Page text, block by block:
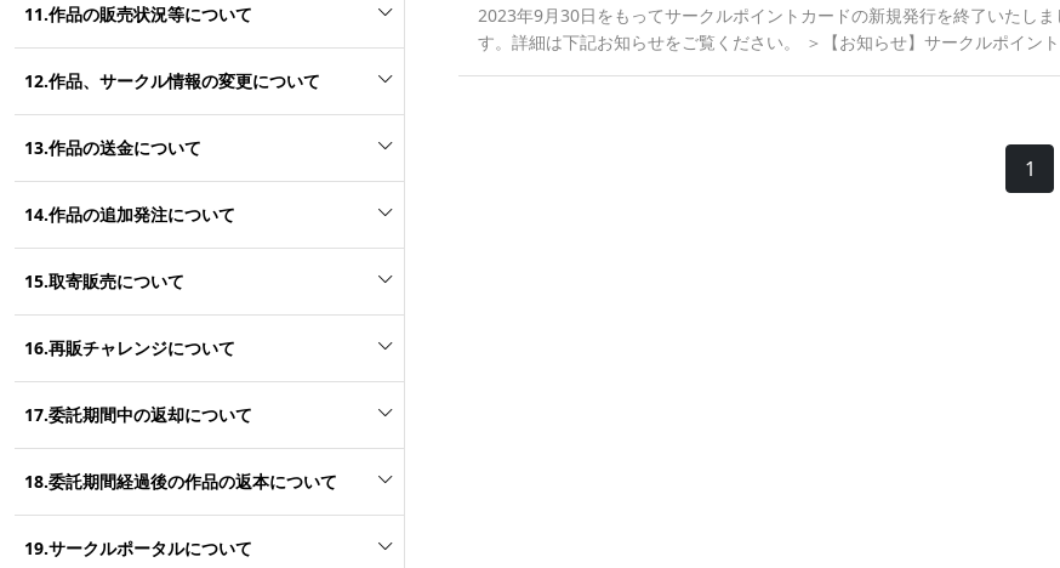
11.作品の販売状況等について
12.作品、サークル情報の変更について
13.作品の送金について
14.作品の追加発注について
15.取寄販売について
16.再販チャレンジについて
17.委託期間中の返却について
18.委託期間経過後の作品の返本について
19.サークルポータルについて
2023年9月30日をもってサークルポイントカードの新規発行を終了いたし
す。詳細は下記お知らせをご覧ください。 ＞【お知らせ】サークルポイ
1